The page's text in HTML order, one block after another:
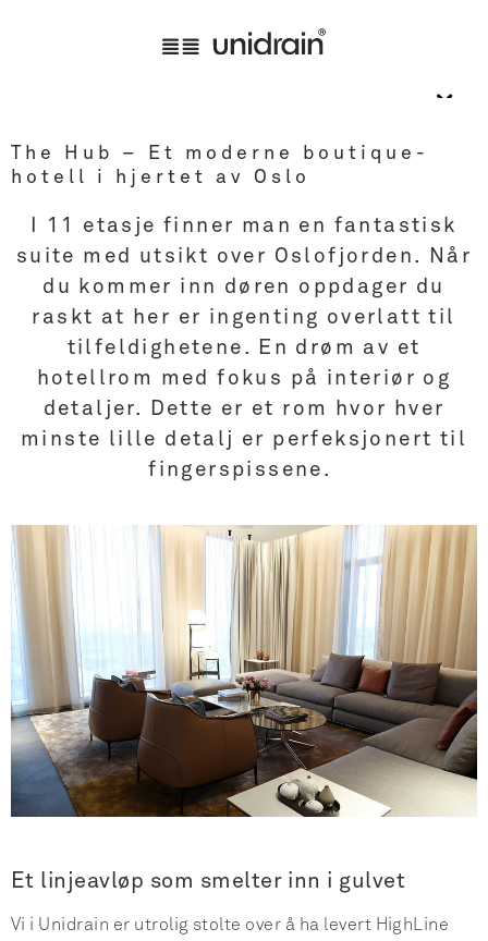
The Hub – Et moderne boutique-
hotell i hjertet av Oslo
I 11 etasje finner man en fantastisk
suite med utsikt over Oslofjorden. Når
du kommer inn døren oppdager du
raskt at her er ingenting overlatt til
tilfeldighetene. En drøm av et
hotellrom med fokus på interiør og
detaljer. Dette er et rom hvor hver
minste lille detalj er perfeksjonert til
fingerspissene.
Et linjeavløp som smelter inn i gulvet
Vi i Unidrain er utrolig stolte over å ha levert HighLine